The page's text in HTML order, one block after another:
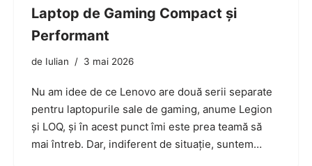
Laptop de Gaming Compact și
Performant
de Iulian 3 mai 2026
Nu am idee de ce Lenovo are două serii separate
pentru laptopurile sale de gaming, anume Legion
și LOQ, și în acest punct îmi este prea teamă să
mai întreb. Dar, indiferent de situație, suntem…